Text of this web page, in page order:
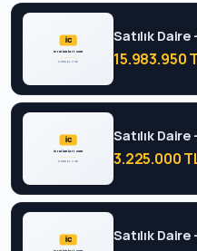
Satılık Daire
15.983.950
Satılık Daire
3.225.000
Satılık Daire